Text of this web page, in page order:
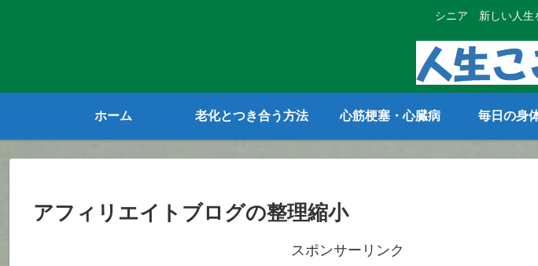
シニア 新しい人生
ホーム 老化とつき合う方法 心筋梗塞・心臓病 毎日の身
アフィリエイトブログの整理縮小
スポンサーリンク